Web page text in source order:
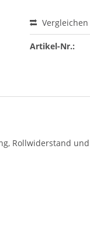
Vergleichen
Artikel-Nr.:
Rollwiderstand